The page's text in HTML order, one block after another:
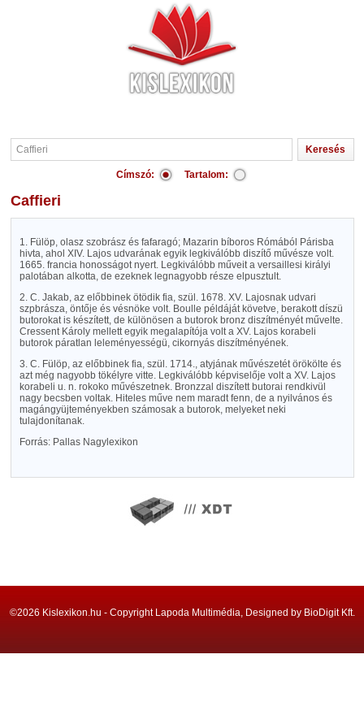
Címszó: Tartalom:
Caffieri
1. Fülöp, olasz szobrász és fafaragó; Mazarin bíboros Rómából Párisba
hivta, ahol XIV. Lajos udvarának egyik legkiválóbb diszítő művésze volt.
1665. francia honosságot nyert. Legkiválóbb műveit a versaillesi királyi
palotában alkotta, de ezeknek legnagyobb része elpusztult.
2. C. Jakab, az előbbinek ötödik fia, szül. 1678. XV. Lajosnak udvari
szpbrásza, öntője és vésnöke volt. Boulle példáját követve, berakott díszü
butorokat is készített, de különösen a butorok bronz diszítményét művelte.
Cressent Károly mellett egyik megalapítója volt a XV. Lajos korabeli
butorok páratlan leleményességü, cikornyás diszítményének.
3. C. Fülöp, az előbbinek fia, szül. 1714., atyjának művészetét örökölte és
azt még nagyobb tökélyre vitte. Legkiválóbb képviselője volt a XV. Lajos
korabeli u. n. rokoko művészetnek. Bronzzal diszített butorai rendkivül
nagy becsben voltak. Hiteles műve nem maradt fenn, de a nyilvános és
magángyüjteményekben számosak a butorok, melyeket neki
tulajdonítanak.
Forrás: Pallas Nagylexikon
©2026 Kislexikon.hu - Copyright Lapoda Multimédia, Designed by BioDigit Kft.